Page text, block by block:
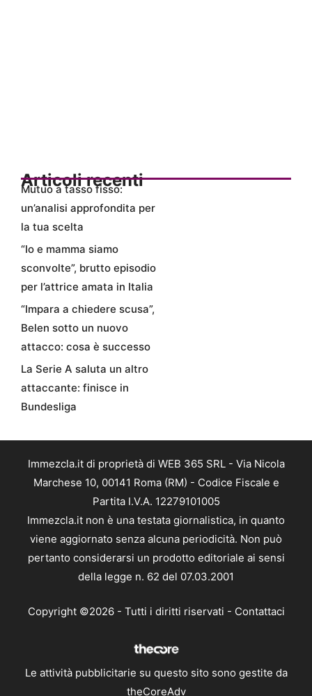
Articoli recenti
Mutuo a tasso fisso:
un’analisi approfondita per
la tua scelta
“Io e mamma siamo
sconvolte”, brutto episodio
per l’attrice amata in Italia
“Impara a chiedere scusa”,
Belen sotto un nuovo
attacco: cosa è successo
La Serie A saluta un altro
attaccante: finisce in
Bundesliga
Immezcla.it di proprietà di WEB 365 SRL - Via Nicola
Marchese 10, 00141 Roma (RM) - Codice Fiscale e
Partita I.V.A. 12279101005
Immezcla.it non è una testata giornalistica, in quanto
viene aggiornato senza alcuna periodicità. Non può
pertanto considerarsi un prodotto editoriale ai sensi
della legge n. 62 del 07.03.2001
Copyright ©2026 - Tutti i diritti riservati - Contattaci
Le attività pubblicitarie su questo sito sono gestite da
theCoreAdv